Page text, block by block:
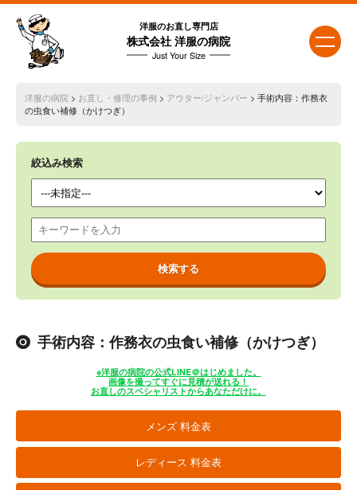
洋服のお直し専門店
株式会社 洋服の病院
Just Your Size
洋服の病院 > お直し・修理の事例 > アウター/ジャンパー > 手術内容：作務衣
の虫食い補修（かけつぎ）
絞込み検索
手術内容：作務衣の虫食い補修（かけつぎ）
※洋服の病院の公式LINE＠はじめました。
画像を撮ってすぐに見積が送れる！
お直しのスペシャリストからあなただけに。
メンズ 料金表
レディース 料金表